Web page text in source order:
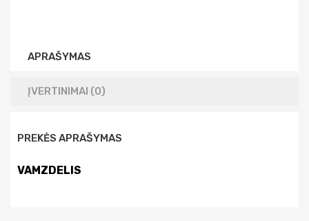
APRAŠYMAS
ĮVERTINIMAI (0)
PREKĖS APRAŠYMAS
VAMZDELIS